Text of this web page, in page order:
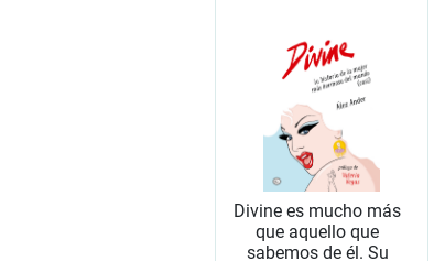
Divine es mucho más
que aquello que
sabemos de él. Su